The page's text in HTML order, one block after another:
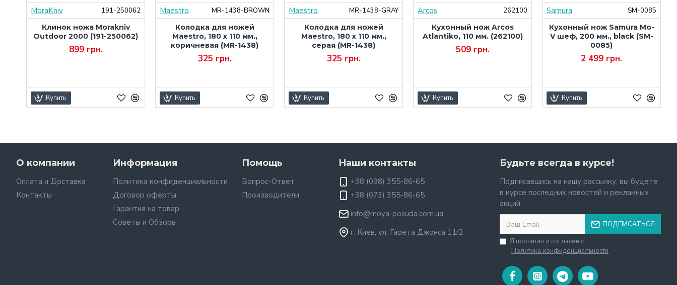
MoraKniv
191-250062
Клинок ножа Morakniv
Outdoor 2000 (191-250062)
899 грн.
Купить
Maestro
MR-1438-BROWN
Колодка для ножей
Maestro, 180 x 110 мм.,
коричневая (MR-1438)
325 грн.
Купить
Maestro
MR-1438-GRAY
Колодка для ножей
Maestro, 180 x 110 мм.,
серая (MR-1438)
325 грн.
Купить
Arcos
262100
Кухонный нож Arcos
Atlantiko, 110 мм. (262100)
509 грн.
Купить
Samura
SM-0085
Кухонный нож Samura Mo-
V шеф, 200 мм., black (SM-
0085)
2 499 грн.
Купить
О компании
Оплата и Доставка
Контакты
Информация
Политика конфиденциальности
Договор оферты
Гарантия на товар
Советы и Обзоры
Помощь
Вопрос-Ответ
Производители
Наши контакты
+38 (098) 355-86-65
+38 (073) 355-86-65
info@moya-posuda.com.ua
г. Киев, ул. Гарета Джонса 11/2
Будьте всегда в курсе!
Подписавшись на нашу рассылку, вы будете
в курсе последних новостей и рекламных
акций.
ПОДПИСАТЬСЯ
Я прочитал и согласен с
Политика конфиденциальности